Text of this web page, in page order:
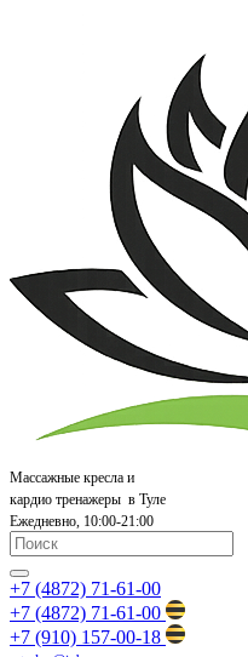
Массажные кресла и
кардио тренажеры в Туле
Ежедневно, 10:00-21:00
+7 (4872) 71-61-00
+7 (4872) 71-61-00
+7 (910) 157-00-18